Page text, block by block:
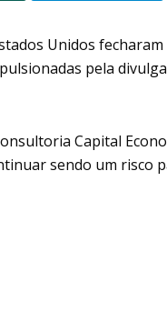
Unidos
pela
Capital
sendo um risco